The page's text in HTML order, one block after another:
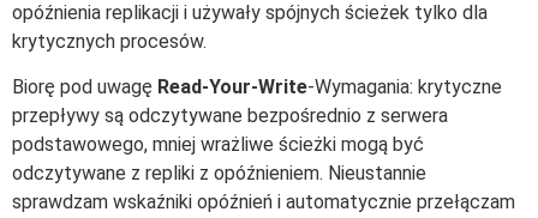
opóźnienia replikacji i używały spójnych ścieżek tylko dla
krytycznych procesów.
Biorę pod uwagę Read-Your-Write-Wymagania: krytyczne
przepływy są odczytywane bezpośrednio z serwera
podstawowego, mniej wrażliwe ścieżki mogą być
odczytywane z repliki z opóźnieniem. Nieustannie
sprawdzam wskaźniki opóźnień i automatycznie przełączam